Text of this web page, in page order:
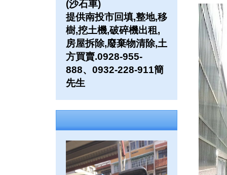
(沙石車)
提供南投市回填,整地,移
樹,挖土機,破碎機出租,
房屋拆除,廢棄物清除,土
方買賣.0928-955-
888、0932-228-911簡
先生